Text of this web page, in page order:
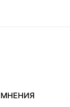
МНЕНИЯ